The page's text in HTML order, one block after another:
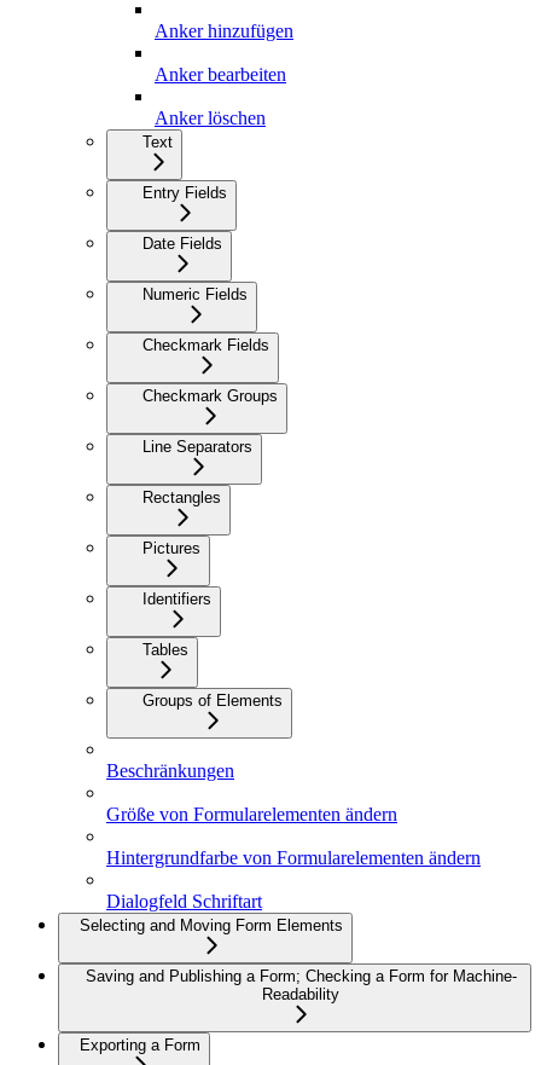
Anker hinzufügen
Anker bearbeiten
Anker löschen
Text
Entry Fields
Date Fields
Numeric Fields
Checkmark Fields
Checkmark Groups
Line Separators
Rectangles
Pictures
Identifiers
Tables
Groups of Elements
Beschränkungen
Größe von Formularelementen ändern
Hintergrundfarbe von Formularelementen ändern
Dialogfeld Schriftart
Selecting and Moving Form Elements
Saving and Publishing a Form; Checking a Form for Machine-
Readability
Exporting a Form